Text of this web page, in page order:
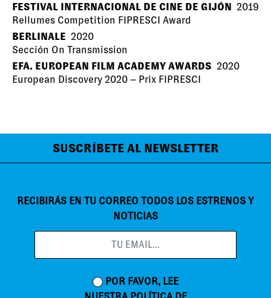
FESTIVAL INTERNACIONAL DE CINE DE GIJÓN 2019
Rellumes Competition FIPRESCI Award
BERLINALE 2020
Sección On Transmission
EFA. EUROPEAN FILM ACADEMY AWARDS 2020
European Discovery 2020 – Prix FIPRESCI
SUSCRÍBETE AL NEWSLETTER
RECIBIRÁS EN TU CORREO TODOS LOS ESTRENOS Y
NOTICIAS
POR FAVOR, LEE